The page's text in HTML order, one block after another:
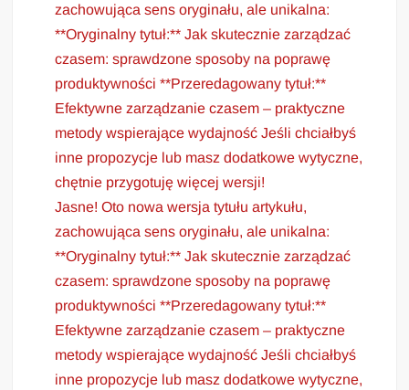
zachowująca sens oryginału, ale unikalna:
**Oryginalny tytuł:** Jak skutecznie zarządzać
czasem: sprawdzone sposoby na poprawę
produktywności **Przeredagowany tytuł:**
Efektywne zarządzanie czasem – praktyczne
metody wspierające wydajność Jeśli chciałbyś
inne propozycje lub masz dodatkowe wytyczne,
chętnie przygotuję więcej wersji!
Jasne! Oto nowa wersja tytułu artykułu,
zachowująca sens oryginału, ale unikalna:
**Oryginalny tytuł:** Jak skutecznie zarządzać
czasem: sprawdzone sposoby na poprawę
produktywności **Przeredagowany tytuł:**
Efektywne zarządzanie czasem – praktyczne
metody wspierające wydajność Jeśli chciałbyś
inne propozycje lub masz dodatkowe wytyczne,